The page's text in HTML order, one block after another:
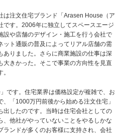
は注文住宅ブランド「Arasen House（ア
です。2006年に独立してスペースエージ
設や店舗のデザイン・施工を行う会社で
ット通販の普及によってリアル店舗の需
ありました。さらに商業施設の仕事は深
大きかった。そこで事業の方向性を見直
です。住宅業界は価格設定が複雑で、お
「1000万円前後から始める注文住宅」
出したのです。当時は住宅会社としての
他社がやっていないことをやるしかな
ンドが多くのお客様に支持され、会社